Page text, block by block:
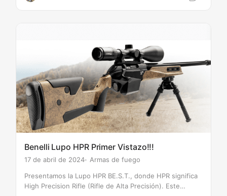
Benelli Lupo HPR Primer Vistazo!!!
17 de abril de 2024 Armas de fuego
Presentamos la Lupo HPR BE.S.T., donde HPR significa
High Precision Rifle (Rifle de Alta Precisión). Este